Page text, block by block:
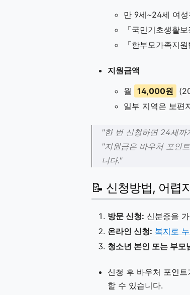
만 9세~24세 여성
「국민기초생활
「한부모가족지
지원금액
월 14,000원
일부 지역은 보편
"한 번 신청하면 24세까
"지원금은 바우처 포인
니다."
📝 신청방법, 어렵
방문 신청: 신분증을
온라인 신청: 복지로
청소년 본인 또는 부모
신청 후 바우처 포인
할 수 있습니다.